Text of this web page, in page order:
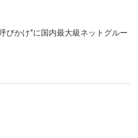
びかけ”に国内最大級ネットグルー